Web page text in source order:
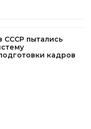
СССР пытались
кадров